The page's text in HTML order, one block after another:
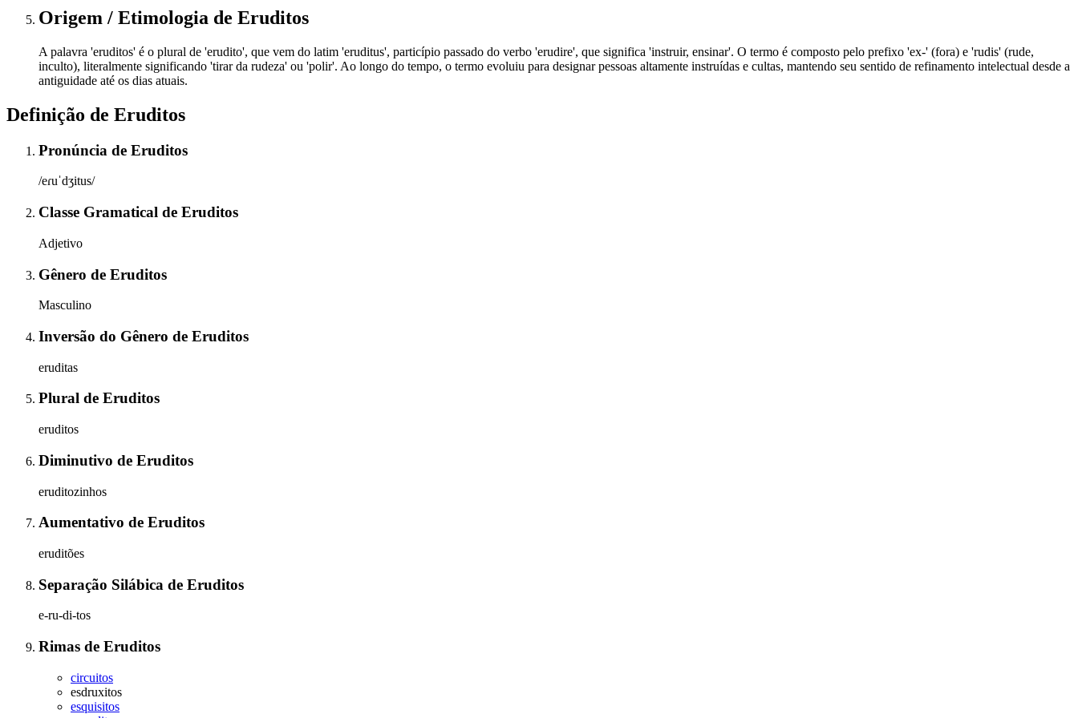
Origem / Etimologia de Eruditos
A palavra 'eruditos' é o plural de 'erudito', que vem do latim 'eruditus', particípio passado do verbo 'erudire', que significa 'instruir, ensinar'. O termo é composto pelo prefixo 'ex-' (fora) e 'rudis' (rude,
inculto), literalmente significando 'tirar da rudeza' ou 'polir'. Ao longo do tempo, o termo evoluiu para designar pessoas altamente instruídas e cultas, mantendo seu sentido de refinamento intelectual desde a
antiguidade até os dias atuais.
Definição de Eruditos
Pronúncia de Eruditos
/eɾuˈdʒitus/
Classe Gramatical de Eruditos
Adjetivo
Gênero de Eruditos
Masculino
Inversão do Gênero de Eruditos
eruditas
Plural de Eruditos
eruditos
Diminutivo de Eruditos
eruditozinhos
Aumentativo de Eruditos
eruditões
Separação Silábica de Eruditos
e-ru-di-tos
Rimas de Eruditos
circuitos
esdruxitos
esquisitos